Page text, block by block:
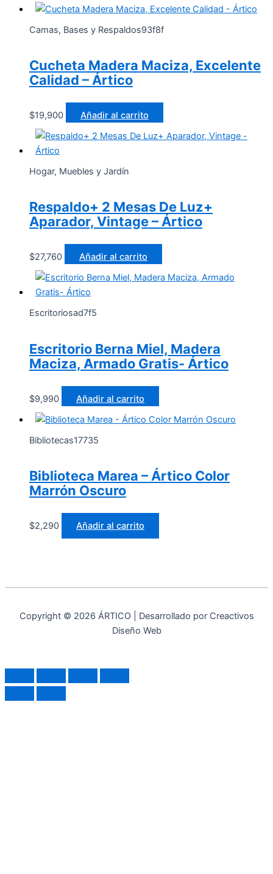
Camas, Bases y Respaldos93f8f
Cucheta Madera Maciza, Excelente
Calidad – Ártico
$19,900 Añadir al carrito
Hogar, Muebles y Jardín
Respaldo+ 2 Mesas De Luz+
Aparador, Vintage – Ártico
$27,760 Añadir al carrito
Escritoriosad7f5
Escritorio Berna Miel, Madera
Maciza, Armado Gratis- Ártico
$9,990 Añadir al carrito
Bibliotecas17735
Biblioteca Marea – Ártico Color
Marrón Oscuro
$2,290 Añadir al carrito
Copyright © 2026 ÁRTICO | Desarrollado por Creactivos
Diseño Web